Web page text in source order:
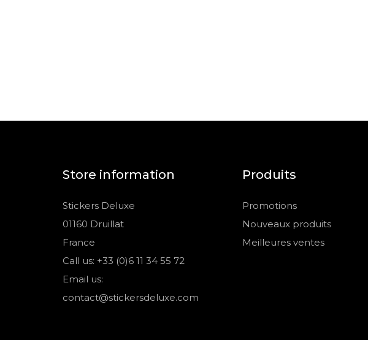
Store information
Stickers Deluxe
01160 Druillat
France
Call us: +33 (0)6 11 34 55 72
Email us:
contact@stickersdeluxe.com
Produits
Promotions
Nouveaux produits
Meilleures ventes